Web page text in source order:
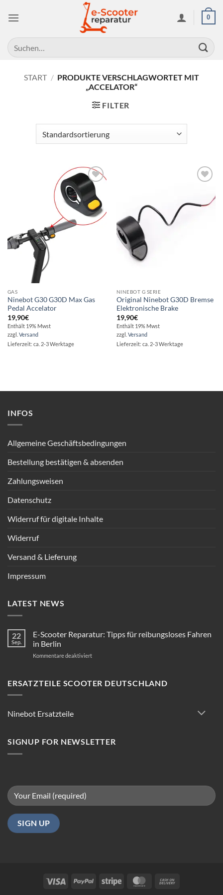
Inhalt
0
Suchen
nach:
START / PRODUKTE VERSCHLAGWORTET MIT
„ACCELATOR“
FILTER
Auf die
Wunschliste
GAS
Ninebot G30 G30D Max Gas
Pedal Accelator
19,90€
Enthält 19% Mwst
zzgl. Versand
Lieferzeit: ca. 2-3 Werktage
NINEBOT G SERIE
Original Ninebot G30D Bremse
Elektronische Brake
19,90€
Enthält 19% Mwst
zzgl. Versand
Lieferzeit: ca. 2-3 Werktage
INFOS
Allgemeine Geschäftsbedingungen
Bestellung bestätigen & absenden
Zahlungsweisen
Datenschutz
Widerruf für digitale Inhalte
Widerruf
Versand & Lieferung
Impressum
LATEST NEWS
22
Sep.
E-Scooter Reparatur: Tipps für reibungsloses Fahren
in Berlin
Kommentare deaktiviertfür
Reparatur:
ERSATZTEILE SCOOTER DEUTSCHLAND
Ninebot Ersatzteile
SIGNUP FOR NEWSLETTER
Visa PayPal Stripe MasterCard